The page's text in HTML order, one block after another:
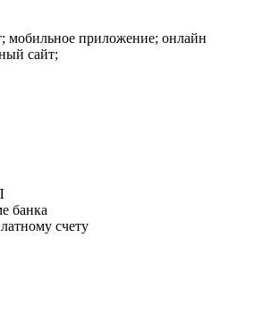
мобильное приложение; онлайн
сайт;
банка
счету